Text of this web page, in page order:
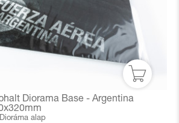
Diorama Base - Argentina
alap